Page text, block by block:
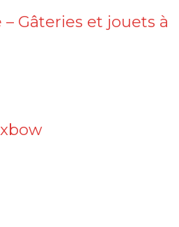
– Gâteries et jouets à